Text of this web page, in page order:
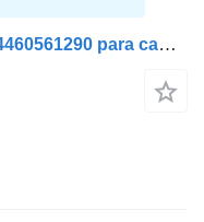
Controlo remoto da suspensão 4460561290 para camião tractor DAF XF105